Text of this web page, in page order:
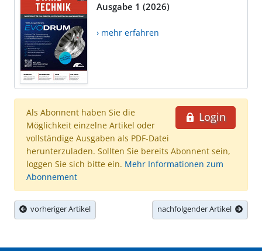
Ausgabe 1 (2026)
› mehr erfahren
Login
Als Abonnent haben Sie die
Möglichkeit einzelne Artikel oder
vollständige Ausgaben als PDF-Datei
herunterzuladen. Sollten Sie bereits Abonnent sein,
loggen Sie sich bitte ein. Mehr Informationen zum
Abonnement
vorheriger Artikel nachfolgender Artikel